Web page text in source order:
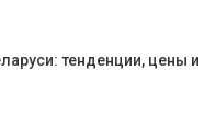
тенденции, цены и